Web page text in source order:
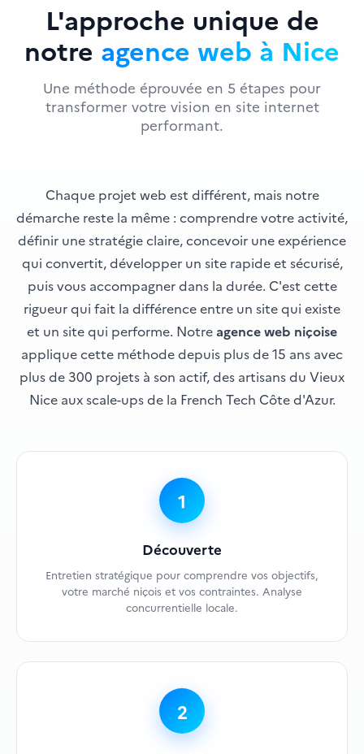
L'approche unique de
notre agence web à Nice
Une méthode éprouvée en 5 étapes pour
transformer votre vision en site internet
performant.
Chaque projet web est différent, mais notre
démarche reste la même : comprendre votre activité,
définir une stratégie claire, concevoir une expérience
qui convertit, développer un site rapide et sécurisé,
puis vous accompagner dans la durée. C'est cette
rigueur qui fait la différence entre un site qui existe
et un site qui performe. Notreagence web niçoise
applique cette méthode depuis plus de 15 ans avec
plus de 300 projets à son actif, des artisans du Vieux
Nice aux scale-ups de la French Tech Côte d'Azur.
1
Découverte
Entretien stratégique pour comprendre vos objectifs,
votre marché niçois et vos contraintes. Analyse
concurrentielle locale.
2